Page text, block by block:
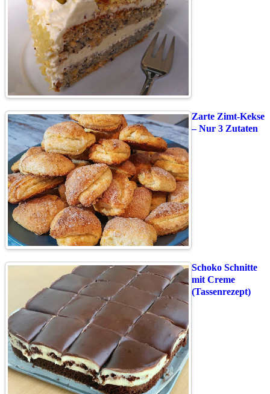
Zarte Zimt-Kekse
– Nur 3 Zutaten
Schoko Schnitte
mit Creme
(Tassenrezept)